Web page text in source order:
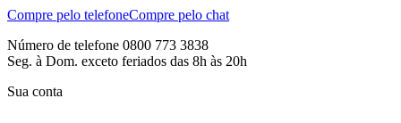
Compre pelo telefoneCompre pelo chat
Número de telefone 0800 773 3838
Seg. à Dom. exceto feriados das 8h às 20h
Sua conta